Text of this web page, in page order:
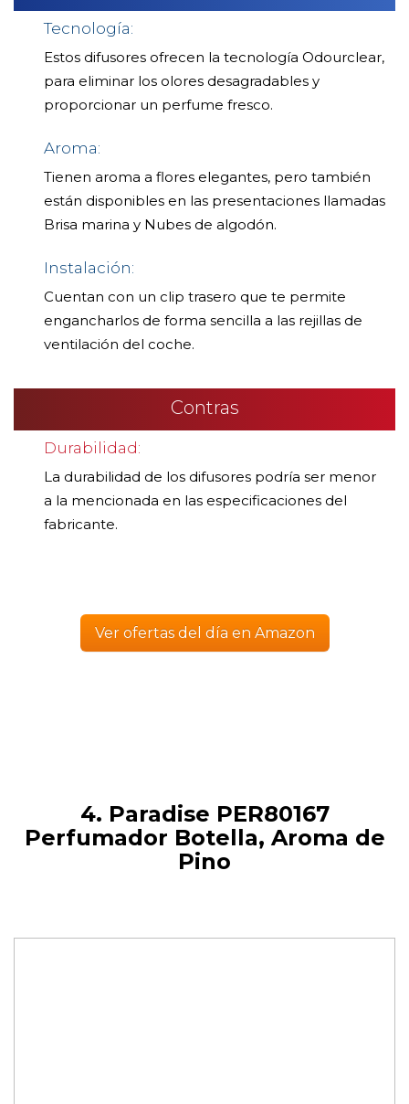
Tecnología:
Estos difusores ofrecen la tecnología Odourclear,
para eliminar los olores desagradables y
proporcionar un perfume fresco.
Aroma:
Tienen aroma a flores elegantes, pero también
están disponibles en las presentaciones llamadas
Brisa marina y Nubes de algodón.
Instalación:
Cuentan con un clip trasero que te permite
engancharlos de forma sencilla a las rejillas de
ventilación del coche.
Contras
Durabilidad:
La durabilidad de los difusores podría ser menor
a la mencionada en las especificaciones del
fabricante.
Ver ofertas del día en Amazon
4. Paradise PER80167
Perfumador Botella, Aroma de
Pino